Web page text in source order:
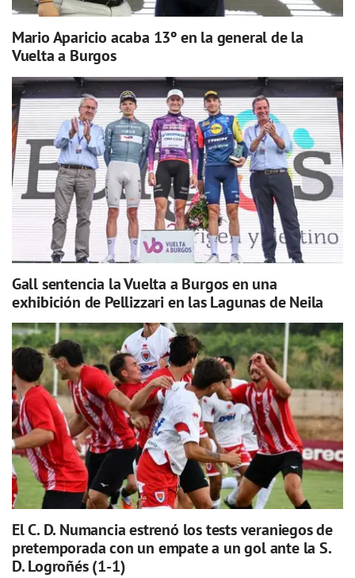
Mario Aparicio acaba 13º en la general de la
Vuelta a Burgos
Gall sentencia la Vuelta a Burgos en una
exhibición de Pellizzari en las Lagunas de Neila
El C. D. Numancia estrenó los tests veraniegos de
pretemporada con un empate a un gol ante la S.
D. Logroñés (1-1)